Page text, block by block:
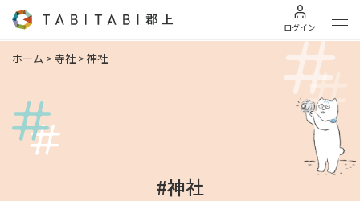
ログイン
ホーム > 寺社 > 神社
#神社